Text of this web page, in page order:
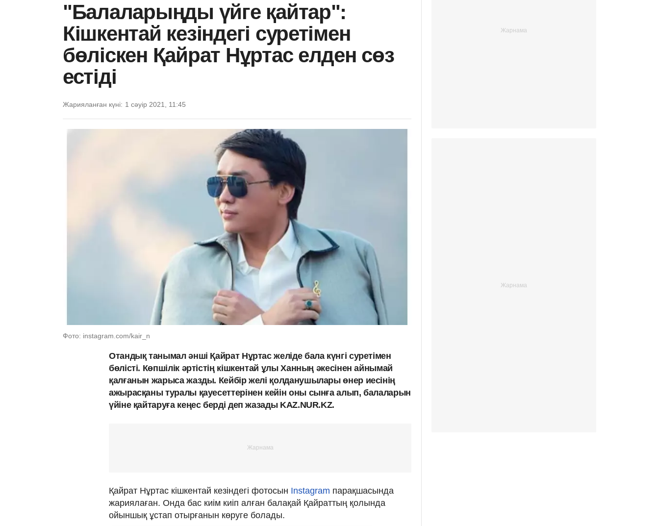
"Балаларыңды үйге қайтар":
Кішкентай кезіндегі суретімен
бөліскен Қайрат Нұртас елден сөз
естіді
Жарияланған күні: 1 сәуір 2021, 11:45
Фото: instagram.com/kair_n
Отандық танымал әнші Қайрат Нұртас желіде бала күнгі суретімен
бөлісті. Көпшілік әртістің кішкентай ұлы Ханның әкесінен айнымай
қалғанын жарыса жазды. Кейбір желі қолданушылары өнер иесінің
ажырасқаны туралы қауесеттерінен кейін оны сынға алып, балаларын
үйіне қайтаруға кеңес берді деп жазады KAZ.NUR.KZ.
Қайрат Нұртас кішкентай кезіндегі фотосын Instagram парақшасында
жариялаған. Онда бас киім киіп алған балақай Қайраттың қолында
ойыншық ұстап отырғанын көруге болады.